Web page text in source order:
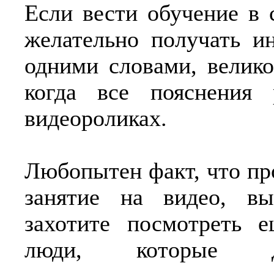
Если вести обучение в
желательно получать
одними словами,
когда все
видеороликах.
Любопытен факт, что
занятие на видео,
захотите посмотреть
люди, которые